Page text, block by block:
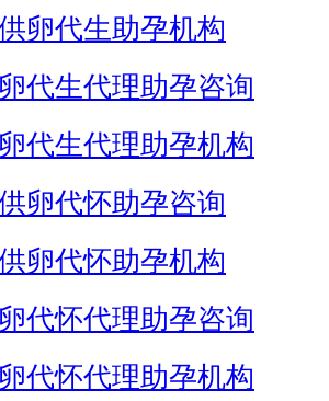
卵代生助孕机构
代生代理助孕咨询
代生代理助孕机构
卵代怀助孕咨询
卵代怀助孕机构
代怀代理助孕咨询
代怀代理助孕机构